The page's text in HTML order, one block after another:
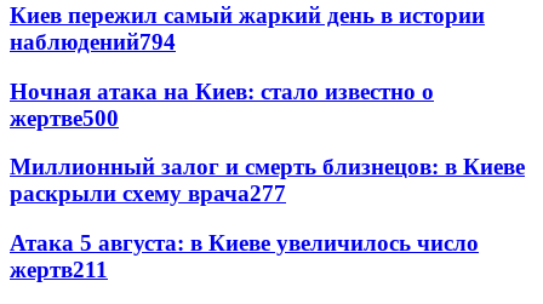
Киев пережил самый жаркий день в истории
наблюдений794
Ночная атака на Киев: стало известно о
жертве500
Миллионный залог и смерть близнецов: в Киеве
раскрыли схему врача277
Атака 5 августа: в Киеве увеличилось число
жертв211